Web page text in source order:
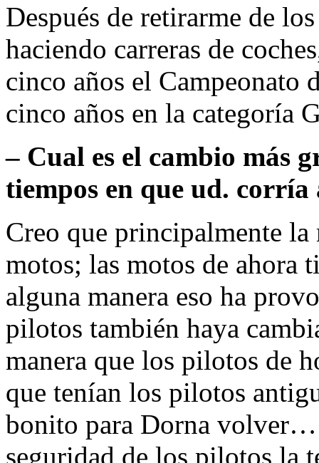
Después de retirarme de
haciendo carreras de
cinco años el Campeonato
cinco años en la categoría
– Cual es el cambio más
tiempos en que ud.
Creo que principalmente la
motos; las motos de ahora
alguna manera eso ha
pilotos también haya
manera que los pilotos de
que tenían los pilotos
bonito para Dorna volver…
seguridad de los pilotos la